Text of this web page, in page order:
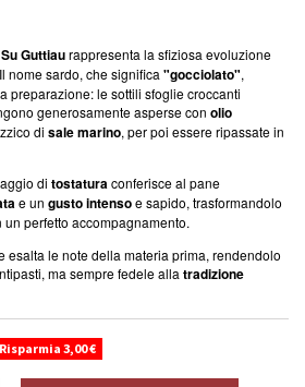
Su Guttiaurappresenta la sfiziosa evoluzione
nome sardo, che significa "gocciolato",
preparazione: le sottili sfoglie croccanti
generosamente asperse con olio
di sale marino, per poi essere ripassate in
di tostaturaconferisce al pane
e un gusto intensoe sapido, trasformandolo
un perfetto accompagnamento.
esalta le note della materia prima, rendendolo
ma sempre fedele alla tradizione
Risparmia 3,00 €